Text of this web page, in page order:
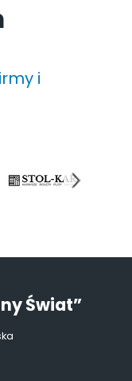
i
Świat”